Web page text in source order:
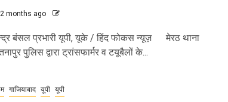
months ago
बंसल प्रभारी यूपी, यूके / हिंद फोकस न्यूज़ मेरठ थाना
पुलिस द्वारा ट्रांसफार्मर व टयूबैलों के...
गाजियाबाद यूपी यूपी